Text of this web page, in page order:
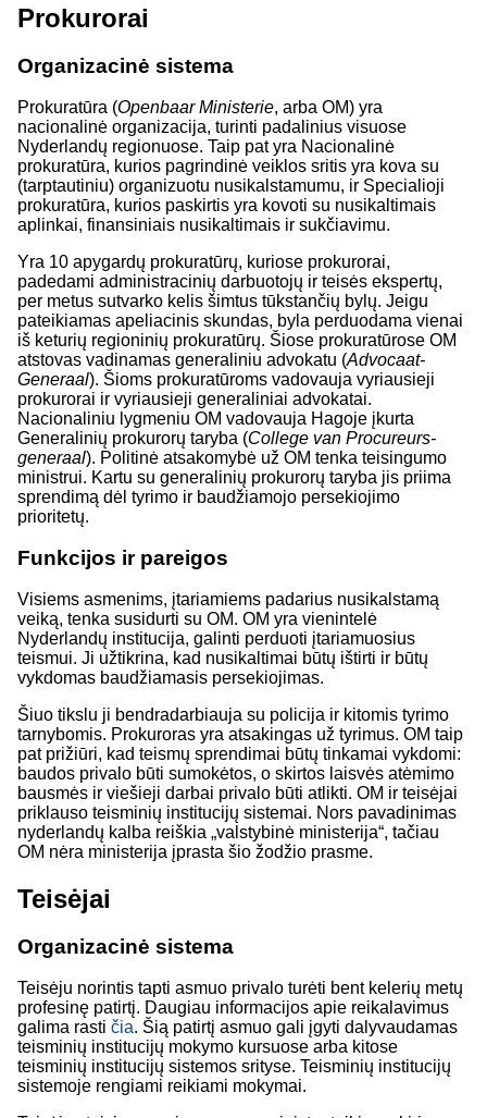
Prokurorai
Organizacinė sistema
Prokuratūra (Openbaar Ministerie, arba OM) yra
nacionalinė organizacija, turinti padalinius visuose
Nyderlandų regionuose. Taip pat yra Nacionalinė
prokuratūra, kurios pagrindinė veiklos sritis yra kova su
(tarptautiniu) organizuotu nusikalstamumu, ir Specialioji
prokuratūra, kurios paskirtis yra kovoti su nusikaltimais
aplinkai, finansiniais nusikaltimais ir sukčiavimu.
Yra 10 apygardų prokuratūrų, kuriose prokurorai,
padedami administracinių darbuotojų ir teisės ekspertų,
per metus sutvarko kelis šimtus tūkstančių bylų. Jeigu
pateikiamas apeliacinis skundas, byla perduodama vienai
iš keturių regioninių prokuratūrų. Šiose prokuratūrose OM
atstovas vadinamas generaliniu advokatu (Advocaat-
Generaal). Šioms prokuratūroms vadovauja vyriausieji
prokurorai ir vyriausieji generaliniai advokatai.
Nacionaliniu lygmeniu OM vadovauja Hagoje įkurta
Generalinių prokurorų taryba (College van Procureurs-
generaal). Politinė atsakomybė už OM tenka teisingumo
ministrui. Kartu su generalinių prokurorų taryba jis priima
sprendimą dėl tyrimo ir baudžiamojo persekiojimo
prioritetų.
Funkcijos ir pareigos
Visiems asmenims, įtariamiems padarius nusikalstamą
veiką, tenka susidurti su OM. OM yra vienintelė
Nyderlandų institucija, galinti perduoti įtariamuosius
teismui. Ji užtikrina, kad nusikaltimai būtų ištirti ir būtų
vykdomas baudžiamasis persekiojimas.
Šiuo tikslu ji bendradarbiauja su policija ir kitomis tyrimo
tarnybomis. Prokuroras yra atsakingas už tyrimus. OM taip
pat prižiūri, kad teismų sprendimai būtų tinkamai vykdomi:
baudos privalo būti sumokėtos, o skirtos laisvės atėmimo
bausmės ir viešieji darbai privalo būti atlikti. OM ir teisėjai
priklauso teisminių institucijų sistemai. Nors pavadinimas
nyderlandų kalba reiškia „valstybinė ministerija“, tačiau
OM nėra ministerija įprasta šio žodžio prasme.
Teisėjai
Organizacinė sistema
Teisėju norintis tapti asmuo privalo turėti bent kelerių metų
profesinę patirtį. Daugiau informacijos apie reikalavimus
galima rasti čia. Šią patirtį asmuo gali įgyti dalyvaudamas
teisminių institucijų mokymo kursuose arba kitose
teisminių institucijų sistemos srityse. Teisminių institucijų
sistemoje rengiami reikiami mokymai.